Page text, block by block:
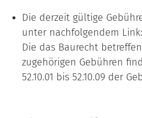
Die derzeit gültige
unter nachfolgendem Link:
Die das Baurecht
zugehörigen Gebühren
52.10.01 bis 52.10.09 der